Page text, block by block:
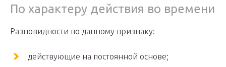
По характеру действия во времени
Разновидности по данному признаку:
действующие на постоянной основе;